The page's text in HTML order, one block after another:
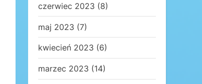
czerwiec 2023 (8)
maj 2023 (7)
kwiecień 2023 (6)
marzec 2023 (14)